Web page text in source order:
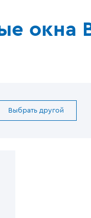
окна
Выбрать другой